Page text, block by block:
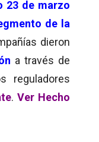
23 de marzo
de la
dieron
a través de
reguladores
. Ver Hecho